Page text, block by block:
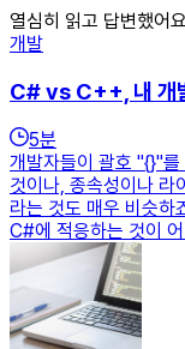
열심히 읽고 답변했어
개발
C# vs C++, 내 개
5분
개발자들이 괄호 "{}"
것이나, 종속성이나 라
라는 것도 매우 비슷하
C#에 적응하는 것이